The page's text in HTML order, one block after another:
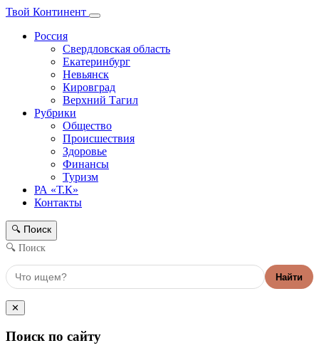
Твой Континент
Россия
Свердловская область
Екатеринбург
Невьянск
Кировград
Верхний Тагил
Рубрики
Общество
Происшествия
Здоровье
Финансы
Туризм
РА «Т.К»
Контакты
🔍 Поиск
🔍 Поиск
Найти
✕
Поиск по сайту